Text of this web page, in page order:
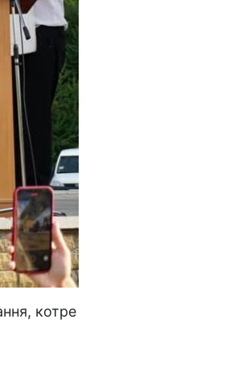
котре